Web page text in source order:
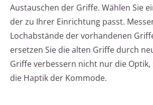
Austauschen der Griffe. Wählen Sie
der zu Ihrer Einrichtung passt.
Lochabstände der vorhandenen
ersetzen Sie die alten Griffe durch
Griffe verbessern nicht nur die
die Haptik der Kommode.